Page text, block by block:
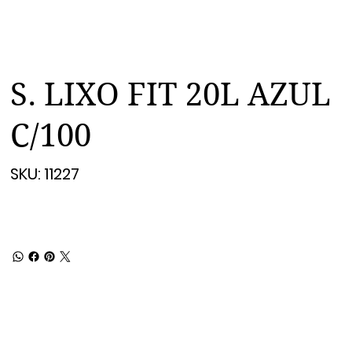
S. LIXO FIT 20L AZUL
C/100
SKU:
11227
11227